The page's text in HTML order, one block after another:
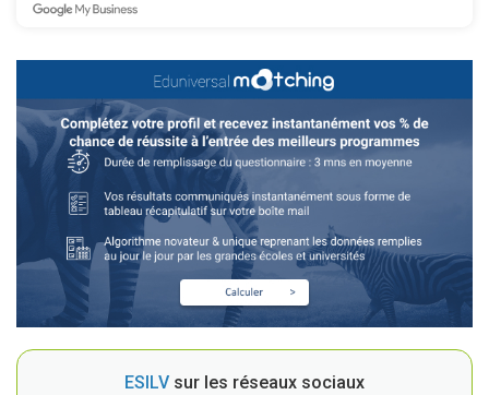
ESILV sur les réseaux sociaux